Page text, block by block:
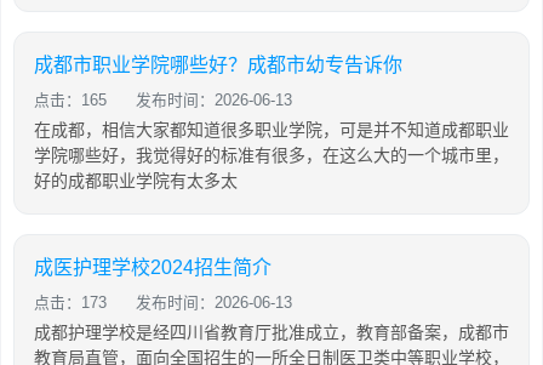
成都市职业学院哪些好？成都市幼专告诉你
点击：165 发布时间：2026-06-13
在成都，相信大家都知道很多职业学院，可是并不知道成都职业
学院哪些好，我觉得好的标准有很多，在这么大的一个城市里，
好的成都职业学院有太多太
成医护理学校2024招生简介
点击：173 发布时间：2026-06-13
成都护理学校是经四川省教育厅批准成立，教育部备案，成都市
教育局直管，面向全国招生的一所全日制医卫类中等职业学校，